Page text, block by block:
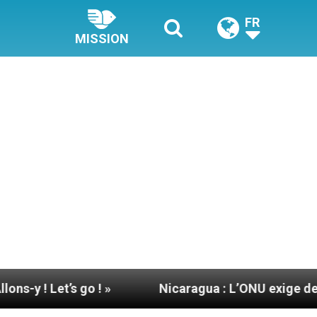
MISSION
FR
! » Nicaragua : L’ONU exige des nouvelles